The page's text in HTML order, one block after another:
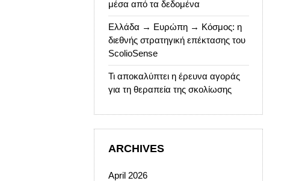
μέσα από τα δεδομένα
Ελλάδα → Ευρώπη → Κόσμος: η
διεθνής στρατηγική επέκτασης του
ScolioSense
Τι αποκαλύπτει η έρευνα αγοράς
για τη θεραπεία της σκολίωσης
ARCHIVES
April 2026